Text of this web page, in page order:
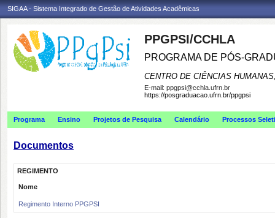
SIGAA - Sistema Integrado de Gestão de Atividades Acadêmicas
PPGPSI/CCHLA
PROGRAMA DE PÓS-
CENTRO DE CIÊNCIAS
E-mail: ppgpsi@cchla.ufrn.br
https://posgraduacao.ufrn.br/ppgpsi
Programa Ensino Projetos de Pesquisa Calendário Processos
Documentos
REGIMENTO
Nome
Regimento Interno PPGPSI